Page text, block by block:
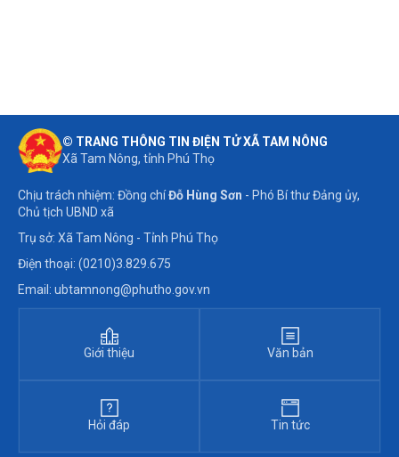
© TRANG THÔNG TIN ĐIỆN TỬ XÃ TAM NÔNG
Xã Tam Nông, tỉnh Phú Thọ
Chịu trách nhiệm: Đồng chíĐỗ Hùng Sơn - Phó Bí thư Đảng ủy,
Chủ tịch UBND xã
Trụ sở: Xã Tam Nông - Tỉnh Phú Thọ
Điện thoại: (0210)3.829.675
Email: ubtamnong@phutho.gov.vn
Giới thiệu Văn bản
Hỏi đáp Tin tức